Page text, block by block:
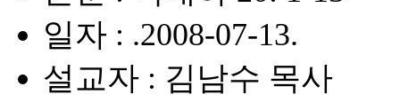
일자 : .2008-07-13.
설교자 : 김남수 목사